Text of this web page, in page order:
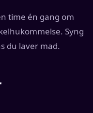
time én gang om
Syng
du laver mad.